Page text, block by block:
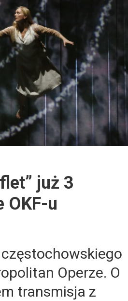
już 3
OKF-u
Operze. O
transmisja z